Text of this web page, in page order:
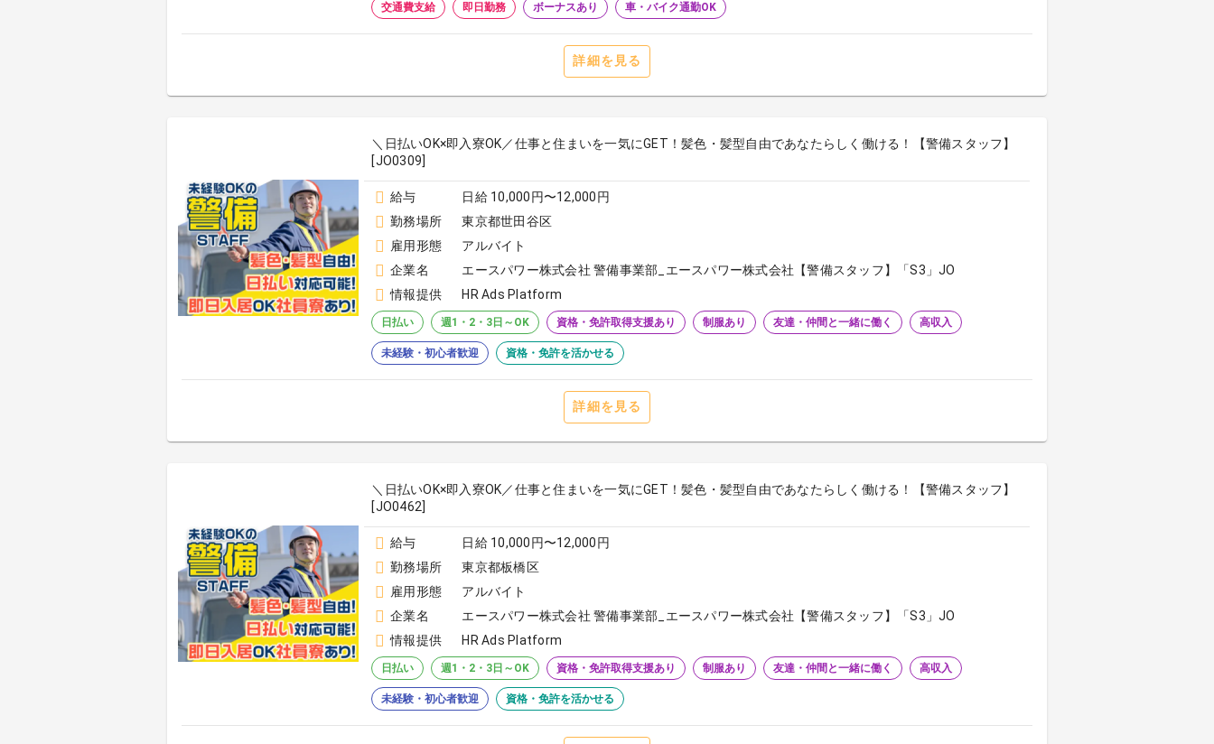
交通費支給 即日勤務 ボーナスあり 車・バイク通勤OK
詳細を見る
＼日払いOK×即入寮OK／仕事と住まいを一気にGET！髪色・髪型自由であなたらしく働ける！【警備スタッフ】
[JO0309]
給与
日給 10,000円〜12,000円
勤務場所
東京都世田谷区
雇用形態
アルバイト
企業名
エースパワー株式会社 警備事業部_エースパワー株式会社【警備スタッフ】「S3」JO
情報提供
HR Ads Platform
日払い 週1・2・3日～OK 資格・免許取得支援あり 制服あり 友達・仲間と一緒に働く 高収入
未経験・初心者歓迎 資格・免許を活かせる
詳細を見る
＼日払いOK×即入寮OK／仕事と住まいを一気にGET！髪色・髪型自由であなたらしく働ける！【警備スタッフ】
[JO0462]
給与
日給 10,000円〜12,000円
勤務場所
東京都板橋区
雇用形態
アルバイト
企業名
エースパワー株式会社 警備事業部_エースパワー株式会社【警備スタッフ】「S3」JO
情報提供
HR Ads Platform
日払い 週1・2・3日～OK 資格・免許取得支援あり 制服あり 友達・仲間と一緒に働く 高収入
未経験・初心者歓迎 資格・免許を活かせる